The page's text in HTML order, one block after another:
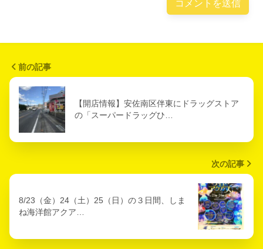
前の記事
【開店情報】安佐南区伴東にドラッグストア
の「スーパードラッグひ…
次の記事
8/23（金）24（土）25（日）の３日間、しま
ね海洋館アクア…